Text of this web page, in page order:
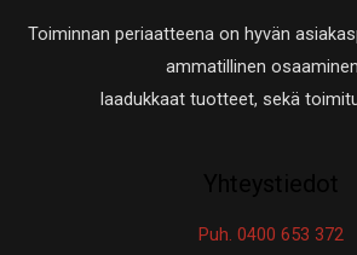
Toiminnan periaatteena on hyvän
ammatillinen
laadukkaat tuotteet, sekä
Puh. 0400 653 372